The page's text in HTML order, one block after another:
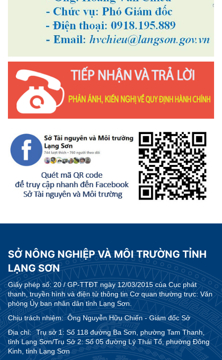
SỞ NÔNG NGHIỆP VÀ MÔI TRƯỜNG TỈNH
LẠNG SƠN
Giấy phép số:20 / GP-TTĐT ngày 12/03/2015 của Cục phát
thanh, truyền hình và điện tử thông tin Cơ quan thường trực: Văn
phòng Ủy ban nhân dân tỉnh Lạng Sơn.
Chịu trách nhiệm:Ông Nguyễn Hữu Chiến - Giám đốc Sở
Địa chỉ:
Trụ sở 1: Số 118 đường Ba Sơn, phường Tam Thanh,
tỉnh Lạng Sơn/Trụ Sở 2: Số 05 đường Lý Thái Tổ, phường Đông
Kinh, tỉnh Lạng Sơn